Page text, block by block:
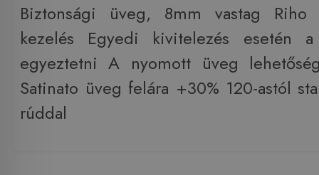
Biztonsági üveg, 8mm vastag
kezelés Egyedi kivitelezés esetén
egyeztetni A nyomott üveg
Satinato üveg felára +30% 120-astól
rúddal